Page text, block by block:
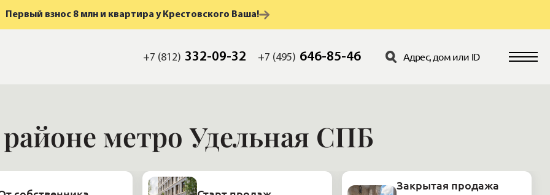
Первый взнос 8 млн и квартира у Крестовского Ваша!
+7 (812) 332-09-32 +7 (495) 646-85-46
метро Удельная СПБ
Закрытая продажа